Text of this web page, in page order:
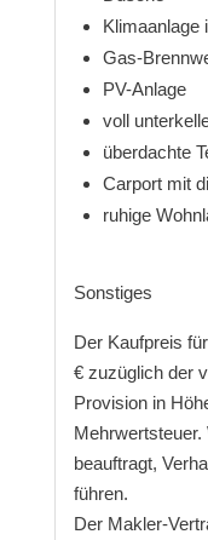
Klimaanlage
Gas-
PV-Anlage
voll
überdachte
Carport mit
ruhige
Sonstiges
Der Kaufpreis
€ zuzüglich der
Provision in
beauftragt,
führen.
Der Makler-